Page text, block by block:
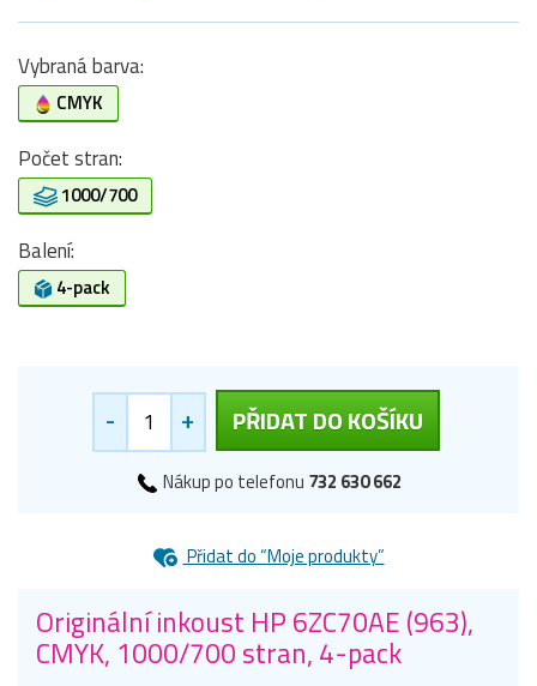
Vybraná barva:
CMYK
Počet stran:
1000/700
Balení:
4-pack
- + PŘIDAT DO KOŠÍKU
Nákup po telefonu 732 630 662
Přidat do “Moje produkty”
Originální inkoust HP 6ZC70AE (963),
CMYK, 1000/700 stran, 4-pack